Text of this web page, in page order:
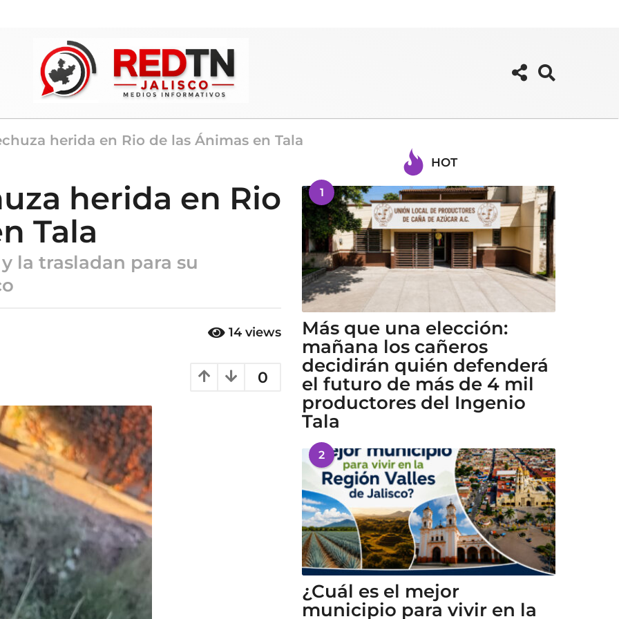
herida en Rio de las Ánimas en Tala
herida en Rio
Tala
la trasladan para su
14 views
0
HOT
1
Más que una elección:
mañana los cañeros
decidirán quién defenderá
el futuro de más de 4 mil
productores del Ingenio
Tala
2
¿Cuál es el mejor
municipio para vivir en la